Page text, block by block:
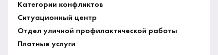
Категории конфликтов
Ситуационный центр
Отдел уличной профилактической работы
Платные услуги